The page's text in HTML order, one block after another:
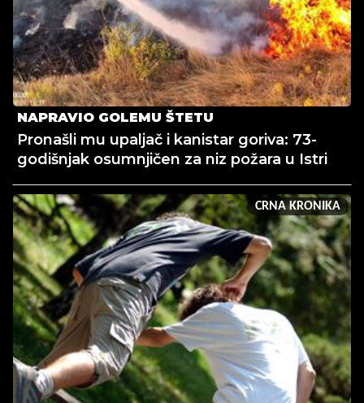
NAPRAVIO GOLEMU ŠTETU
Pronašli mu upaljač i kanistar goriva: 73-
godišnjak osumnjičen za niz požara u Istri
CRNA KRONIKA